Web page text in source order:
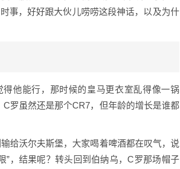
事，好好跟大伙儿唠唠这段神话，以及为什
他能行，那时候的皇马更衣室乱得像一锅
罗虽然还是那个CR7，但年龄的增长是谁都
给沃尔夫斯堡，大家喝着啤酒都在叹气，说
”，结果呢？转头回到伯纳乌，C罗那场帽子